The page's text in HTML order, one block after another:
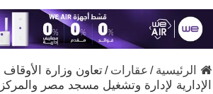
الرئيسية / عقارات / تعاون وزارة
الإدارية لإدارة وتشغيل مسجد مصر